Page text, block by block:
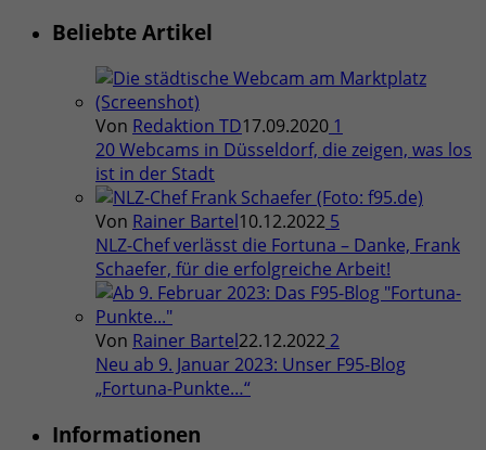
Beliebte Artikel
Von Redaktion TD17.09.2020 1
20 Webcams in Düsseldorf, die zeigen, was los
ist in der Stadt
Von Rainer Bartel10.12.2022 5
NLZ-Chef verlässt die Fortuna – Danke, Frank
Schaefer, für die erfolgreiche Arbeit!
Von Rainer Bartel22.12.2022 2
Neu ab 9. Januar 2023: Unser F95-Blog
„Fortuna-Punkte…“
Informationen